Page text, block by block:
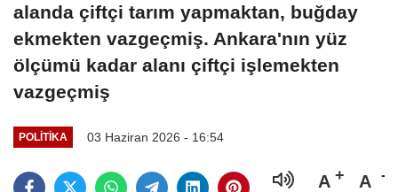
alanda çiftçi tarım yapmaktan, buğday
ekmekten vazgeçmiş. Ankara'nın yüz
ölçümü kadar alanı çiftçi işlemekten
vazgeçmiş
POLITIKA 03 Haziran 2026 - 16:54
A A